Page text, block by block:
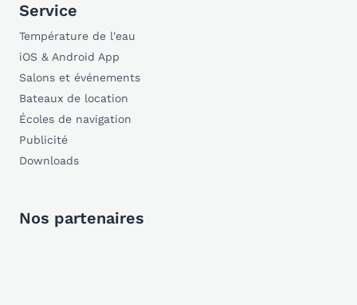
Service
Température de l'eau
iOS & Android App
Salons et événements
Bateaux de location
Écoles de navigation
Publicité
Downloads
Nos partenaires